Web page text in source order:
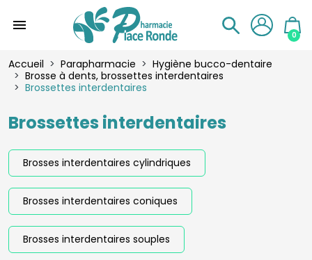
menu
0
Accueil Parapharmacie
Hygiène bucco-dentaire
Brosse à dents, brossettes interdentaires
Brossettes interdentaires
Brossettes interdentaires
Brosses interdentaires cylindriques
Brosses interdentaires coniques
Brosses interdentaires souples